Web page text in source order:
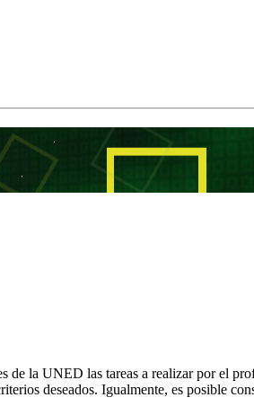
la UNED las tareas a realizar por el
deseados. Igualmente, es posible